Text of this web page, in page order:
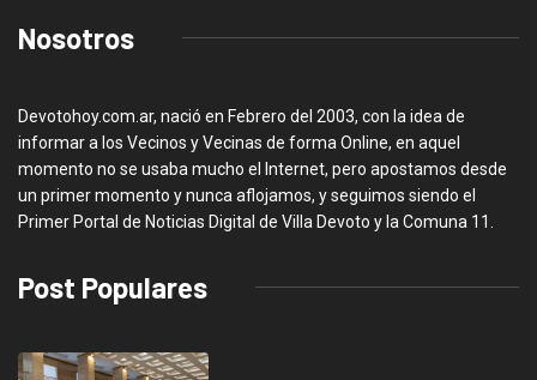
Nosotros
Devotohoy.com.ar, nació en Febrero del 2003, con la idea de
informar a los Vecinos y Vecinas de forma Online, en aquel
momento no se usaba mucho el Internet, pero apostamos desde
un primer momento y nunca aflojamos, y seguimos siendo el
Primer Portal de Noticias Digital de Villa Devoto y la Comuna 11.
Post Populares